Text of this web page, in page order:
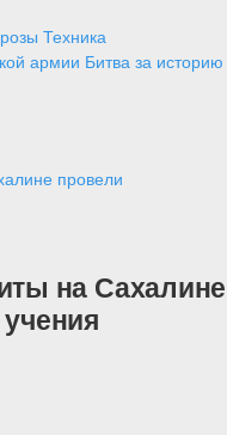
Техника
армии Битва за историю
провели
на Сахалине